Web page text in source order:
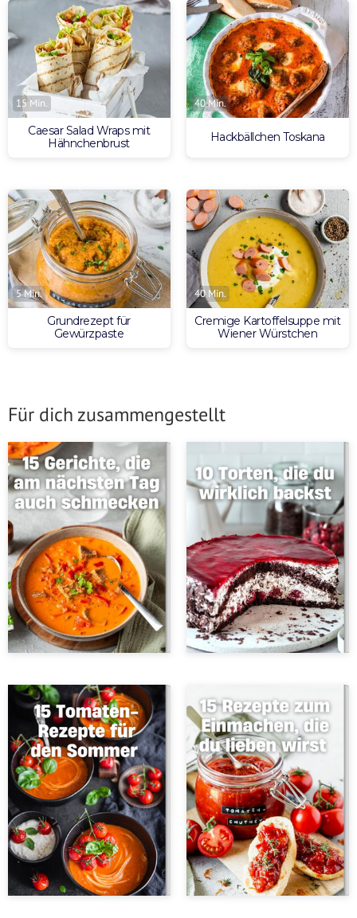
15 Min.
Caesar Salad Wraps mit
Hähnchenbrust
40 Min.
Hackbällchen Toskana
5 Min.
Grundrezept für
Gewürzpaste
40 Min.
Cremige Kartoffelsuppe mit
Wiener Würstchen
Für dich zusammengestellt